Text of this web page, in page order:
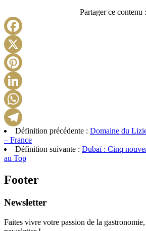
Partager ce contenu :
Telegram
Définition précédente : Domaine du
– France
Définition suivante : Dubaï : Cinq
au Top
Footer
Newsletter
Faites vivre votre passion de la